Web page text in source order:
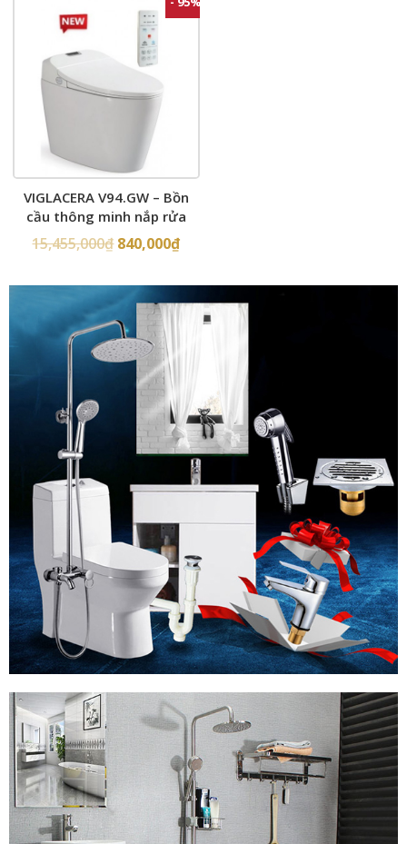
VIGLACERA V94.GW – Bồn
cầu thông minh nắp rửa
điện tử
15,455,000₫ 840,000₫